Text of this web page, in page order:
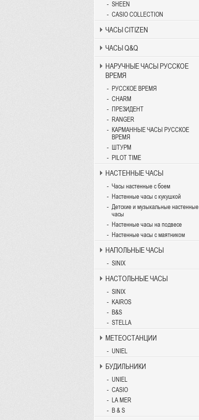
SHEEN
CASIO COLLECTION
ЧАСЫ CITIZEN
ЧАСЫ Q&Q
НАРУЧНЫЕ ЧАСЫ РУССКОЕ
ВРЕМЯ
РУССКОЕ ВРЕМЯ
CHARM
ПРЕЗИДЕНТ
RANGER
КАРМАННЫЕ ЧАСЫ РУССКОЕ
ВРЕМЯ
ШТУРМ
PILOT TIME
НАСТЕННЫЕ ЧАСЫ
Часы настенные с боем
Настенные часы с кукушкой
Детские и музыкальные настенные
часы
Настенные часы на подвесе
Настенные часы с маятником
НАПОЛЬНЫЕ ЧАСЫ
SINIX
НАСТОЛЬНЫЕ ЧАСЫ
SINIX
KAIROS
B&S
STELLA
МЕТЕОСТАНЦИИ
UNIEL
БУДИЛЬНИКИ
UNIEL
CASIO
LA MER
B & S